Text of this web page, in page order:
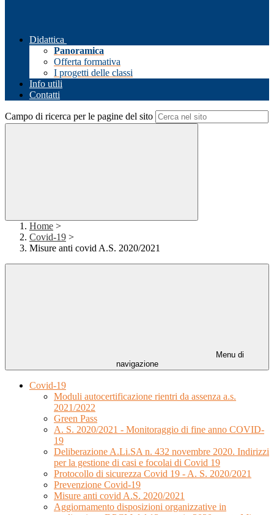
Didattica
Panoramica
Offerta formativa
I progetti delle classi
Info utili
Contatti
Campo di ricerca per le pagine del sito
Home >
Covid-19 >
Misure anti covid A.S. 2020/2021
Menu di
navigazione
Covid-19
Moduli autocertificazione rientri da assenza a.s.
2021/2022
Green Pass
A. S. 2020/2021 - Monitoraggio di fine anno COVID-
19
Deliberazione A.Li.SA n. 432 novembre 2020. Indirizzi
per la gestione di casi e focolai di Covid 19
Protocollo di sicurezza Covid 19 - A. S. 2020/2021
Prevenzione Covid-19
Misure anti covid A.S. 2020/2021
Aggiornamento disposizioni organizzative in